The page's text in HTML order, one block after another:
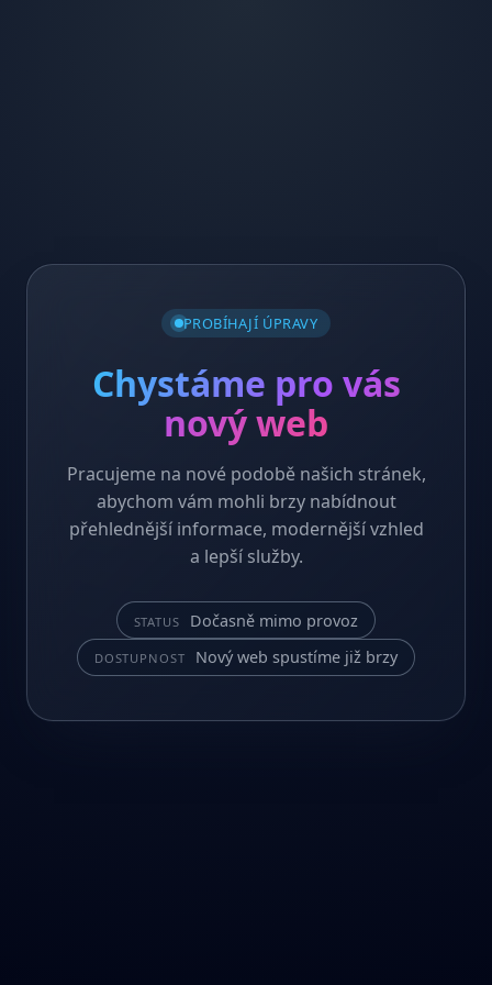
PROBÍHAJÍ ÚPRAVY
Chystáme pro vás
nový web
Pracujeme na nové podobě našich stránek,
abychom vám mohli brzy nabídnout
přehlednější informace, modernější vzhled
a lepší služby.
STATUS Dočasně mimo provoz
DOSTUPNOST Nový web spustíme již brzy